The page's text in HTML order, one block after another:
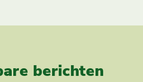
berichten